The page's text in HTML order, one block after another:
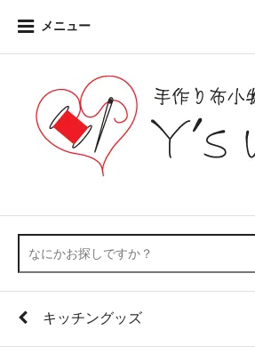
メニュー
キッチングッズ